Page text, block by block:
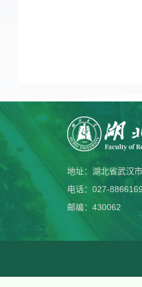
地址：湖北省武汉
电话：027-
邮编：430062